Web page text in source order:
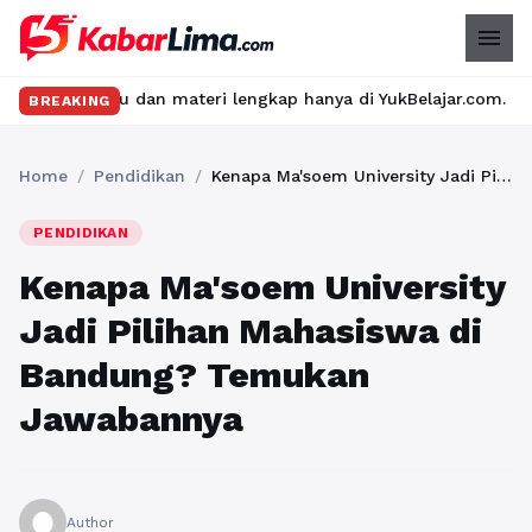
menu
BREAKING
materi lengkap hanya di YukBelajar.com. Mulai langkah
Home / Pendidikan / Kenapa Ma'soem University Jadi Pilihan Mahasiswa di Bandung? Temukan Jawabannya
PENDIDIKAN
Kenapa Ma'soem University
Jadi Pilihan Mahasiswa di
Bandung? Temukan
Jawabannya
Author